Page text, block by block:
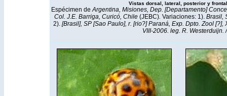
Vistas dorsal, lateral, posterior y
Espécimen deArgentina, Misiones, Dep. [Departamento]
Col. J.E. Barriga, Curicó, Chile (JEBC). Variaciones: 1). Brasil,
2). [Brasil], SP [Sao Paulo], r. [rio?] Paraná, Exp. Dpto. Zool [?],
VIII-2006. leg. R.